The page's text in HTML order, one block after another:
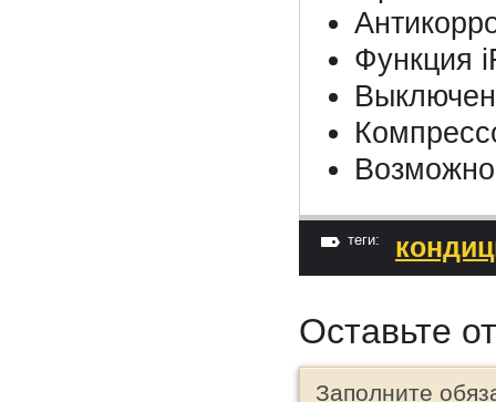
Функция
теги:
Оставьте
Заполните